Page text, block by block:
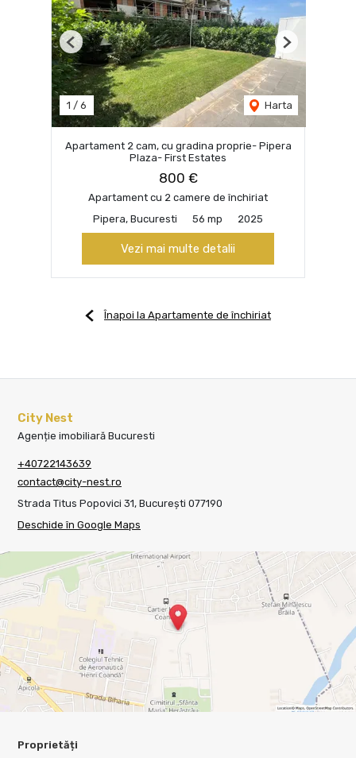
1 / 6 Harta
Previous Next
Apartament 2 cam, cu gradina proprie- Pipera
Plaza- First Estates
800 €
Apartament cu 2 camere de închiriat
Pipera, Bucuresti
56 mp 2025
Vezi mai multe detalii
Înapoi la Apartamente de închiriat
City Nest
Agenție imobiliară Bucuresti
+40722143639
contact@city-nest.ro
Strada Titus Popovici 31, București 077190
Deschide în Google Maps
Proprietăți